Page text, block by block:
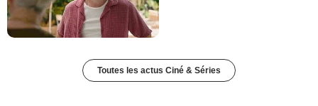
Toutes les actus Ciné & Séries